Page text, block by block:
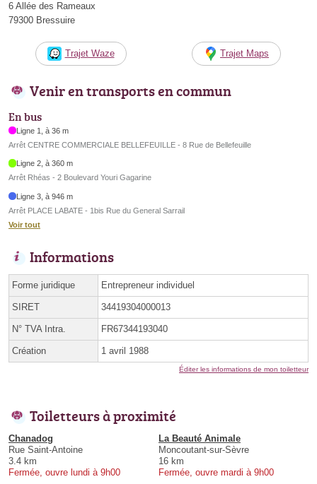
6 Allée des Rameaux
79300 Bressuire
Trajet Waze Trajet Maps
Venir en transports en commun
En bus
Ligne 1, à 36 m
Arrêt CENTRE COMMERCIALE BELLEFEUILLE - 8 Rue de Bellefeuille
Ligne 2, à 360 m
Arrêt Rhéas - 2 Boulevard Youri Gagarine
Ligne 3, à 946 m
Arrêt PLACE LABATE - 1bis Rue du General Sarrail
Voir tout
Informations
Forme juridique Entrepreneur individuel
SIRET 34419304000013
N° TVA Intra. FR67344193040
Création 1 avril 1988
Éditer les informations de mon toiletteur
Toiletteurs à proximité
Chanadog
Rue Saint-Antoine
3.4 km
Fermée, ouvre lundi à 9h00
La Beauté Animale
Moncoutant-sur-Sèvre
16 km
Fermée, ouvre mardi à 9h00